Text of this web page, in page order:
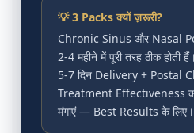
💡 3 Packs क्यों ज़रूरी?
Chronic Sinus और Nasal
2-4 महीने में पूरी तरह ठीक होती
5-7 दिन Delivery + Postal
Treatment Effectiveness
मंगाएं — Best Results के लिए।